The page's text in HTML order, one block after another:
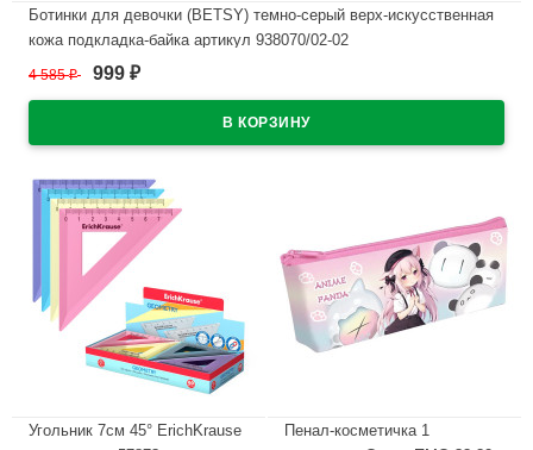
Ботинки для девочки (BETSY) темно-серый верх-искусственная
кожа подкладка-байка артикул 938070/02-02
В наличии
4 585₽ 999 ₽
Угольник 7см 45° ErichKrause
Пенал-косметичка 1